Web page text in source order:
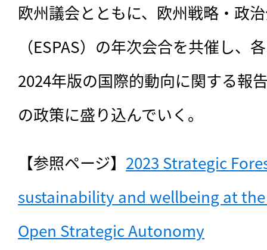
欧州議会とともに、欧州戦略・政
（ESPAS）の年次会合を共催し、
2024年版の国際的動向に関する報
の政策に盛り込んでいく。
【参照ページ】 2023 Strategic
sustainability and wellbeing at
Open Strategic Autonomy